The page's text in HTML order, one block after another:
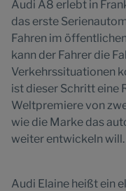
Audi A8 erlebt in
das erste
Fahren im
kann der Fahrer die
Verkehrssituationen
ist dieser Schritt eine
Weltpremiere von
wie die Marke das
weiter entwickeln will.
Audi Elaine heißt ein